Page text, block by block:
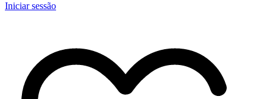
Iniciar sessão